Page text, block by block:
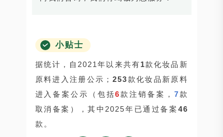
小贴士
据统计，自2021年以来共有1款化妆品新
原料进入注册公示；253款化妆品新原料
进入备案公示（包括6款注销备案， 7款
取消备案），其中2025年已通过备案 46
款。